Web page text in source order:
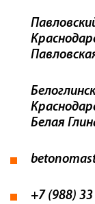
Белая
+7 (988)